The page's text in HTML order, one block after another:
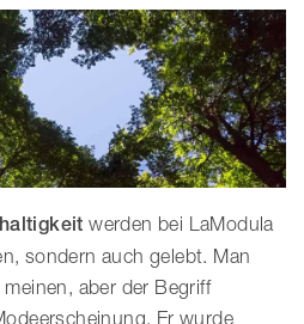
werden bei LaModula
sondern auch gelebt. Man
aber der Begriff
Er wurde